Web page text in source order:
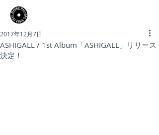
ASHIGALL / 1st Album「ASHIGALL」リリース
決定！
2017年12月7日